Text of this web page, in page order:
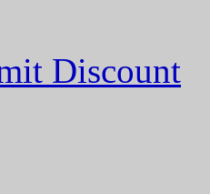
Discount